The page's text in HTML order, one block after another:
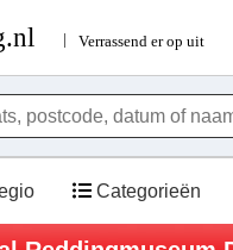
Categorieën